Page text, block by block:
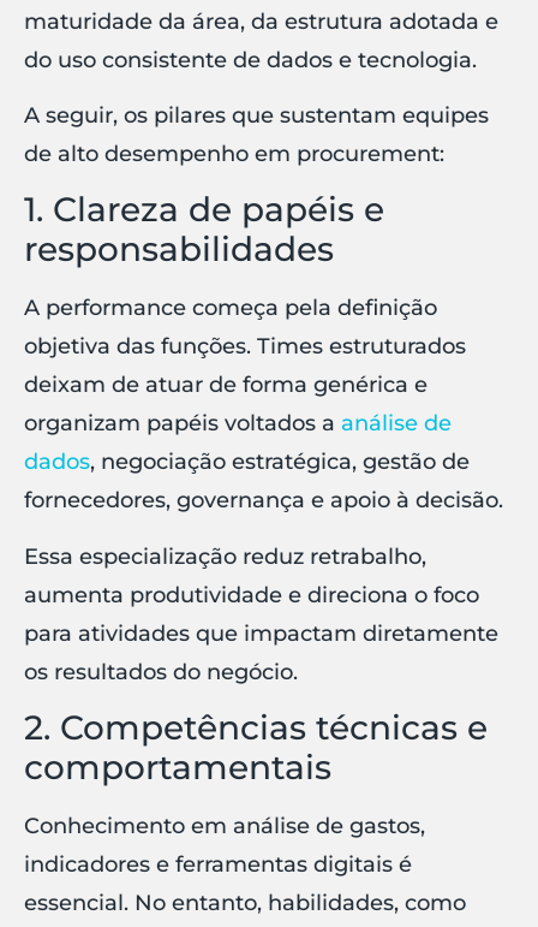
maturidade da área, da estrutura adotada e
do uso consistente de dados e tecnologia.
A seguir, os pilares que sustentam equipes
de alto desempenho em procurement:
1. Clareza de papéis e
responsabilidades
A performance começa pela definição
objetiva das funções. Times estruturados
deixam de atuar de forma genérica e
organizam papéis voltados a análise de
dados, negociação estratégica, gestão de
fornecedores, governança e apoio à decisão.
Essa especialização reduz retrabalho,
aumenta produtividade e direciona o foco
para atividades que impactam diretamente
os resultados do negócio.
2. Competências técnicas e
comportamentais
Conhecimento em análise de gastos,
indicadores e ferramentas digitais é
essencial. No entanto, habilidades, como